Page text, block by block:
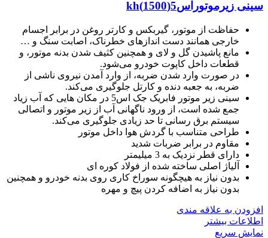
سینی زیرموتوراس5(1500)kh
حفاظت از موتور، گیربکس و کارتر روغن در برابر اجسام
خارجی همانند دست اندازهای خطرناک، اصابت سنگ و …
مانع پاشیدن گل و لای و همچنین کثیف شدن بدنه موتور، و
قطعات داخل کاپوت خودرو می‌شود.
در صورت وارد شدن ضربه، از وارد آمدن نیروی ناشی از
ضربه، به جعبه دنده و کارتل جلوگیری می‌کند.
سینی زیر موتور فابریک جک اس5 در مکان هایی که آب زیاد
جمع شده است، از ورود ناگهانی آب از زیر موتور و اتصالی
سیستم برق رسانی تا حد زیادی جلوگیری می‌کند.
طراحی متناسب با گردش هوا داخل موتور
مقاوم در برابر ضربات شدید
دارای قطر نزدیک به 3 میلیمتر
آلیاژ اصلی ساخته شده از فولاد کوره ای
بدون نیاز به هیچگونه سوراخ کاری روی بدنه خودرو و همچنین
بدون نیاز به اضافه کردن پیچ و مهره
افزودن به علاقه مندی
اطلاعات بیشتر
نمایش سریع